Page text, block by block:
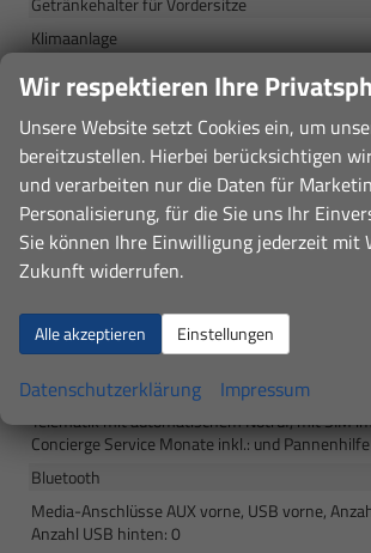
Klimaanlage
Elektrische Fensterheber mit Impulsschaltung
vorn
Konsole am Boden
Infotainment & Kommunikation
Vier Lautsprecher
RDS Audio-Anlage Digitalradio, Touch Screen und
Geschwindigkeitsregelanlage
Instrumente
Bordcomputer mit
Telematik mit automatischem Notruf, mit SIM
Concierge Service Monate inkl.: und Pannenhilfe
Bluetooth
Media-Anschlüsse AUX vorne, USB vorne,
Anzahl USB hinten: 0
Wir respektieren Ihre
Unsere Website setzt Cookies ein, um
bereitzustellen. Hierbei berücksichtigen
und verarbeiten nur die Daten für
Personalisierung, für die Sie uns Ihr
Sie können Ihre Einwilligung jederzeit mit
Zukunft widerrufen.
Alle akzeptieren Einstellungen
Datenschutzerklärung Impressum